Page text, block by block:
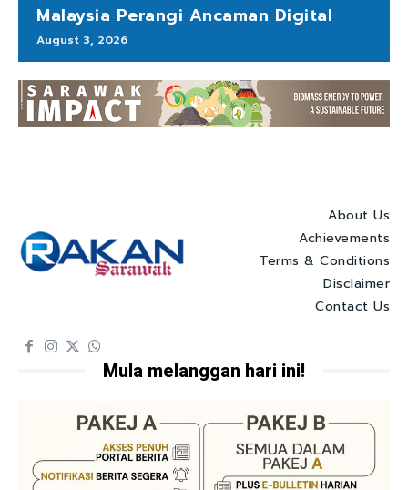
Malaysia Perangi Ancaman Digital
August 3, 2026
About Us
Achievements
Terms & Conditions
Disclaimer
Contact Us
Mula melanggan hari ini!